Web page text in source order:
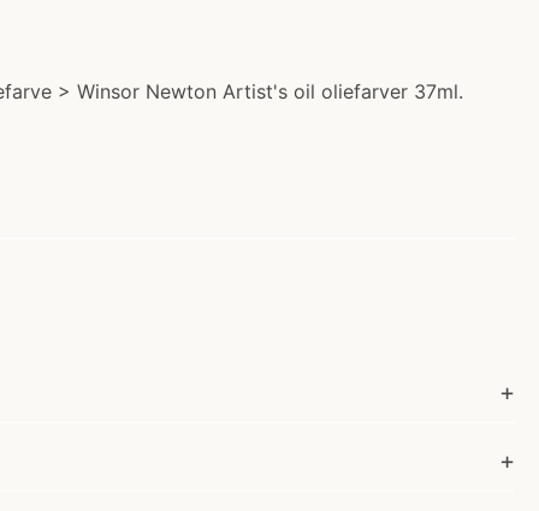
> Winsor Newton Artist's oil oliefarver 37ml.